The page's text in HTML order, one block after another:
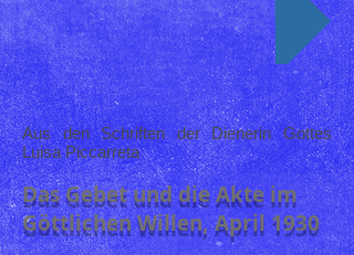
Aus den Schriften der Dienerin Gottes
Luisa Piccarreta
Das Gebet und die Akte im
Göttlichen Willen, April 1930